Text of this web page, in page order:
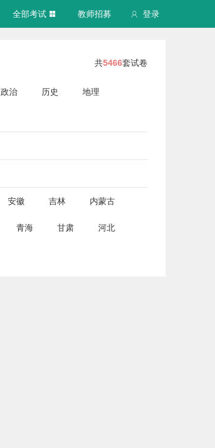
登录
全部考试 教师招募
共5466套试卷
政治 历史 地理
安徽 吉林 内蒙古
青海 甘肃 河北